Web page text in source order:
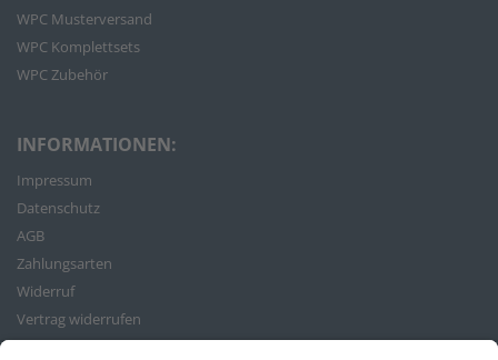
WPC Musterversand
WPC Komplettsets
WPC Zubehör
INFORMATIONEN:
Impressum
Datenschutz
AGB
Zahlungsarten
Widerruf
Vertrag widerrufen
Bestellvorgang